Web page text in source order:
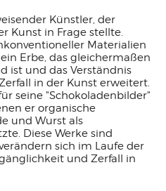
Künstler, der
Kunst in Frage stellte.
Materialien
Erbe, das gleichermaßen
ist und das Verständnis
in der Kunst erweitert.
seine "Schokoladenbilder"
er organische
und Wurst als
Diese Werke sind
sich im Laufe der
und Zerfall in